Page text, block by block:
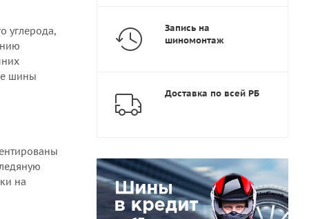
углерода,
шины
на
Запись на
шиномонтаж
Доставка по всей РБ